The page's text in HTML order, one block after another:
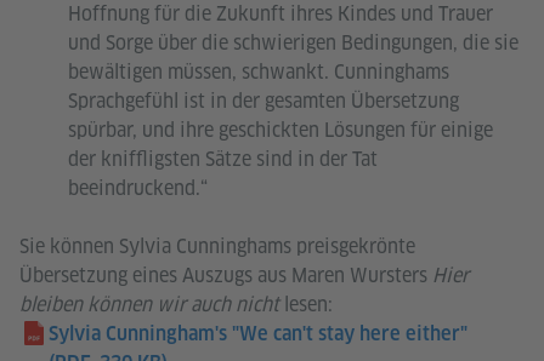
Hoffnung für die Zukunft ihres Kindes und Trauer
und Sorge über die schwierigen Bedingungen, die sie
bewältigen müssen, schwankt. Cunninghams
Sprachgefühl ist in der gesamten Übersetzung
spürbar, und ihre geschickten Lösungen für einige
der kniffligsten Sätze sind in der Tat
beeindruckend.“
Sie können Sylvia Cunninghams preisgekrönte
Übersetzung eines Auszugs aus Maren Wursters Hier
bleiben können wir auch nicht lesen:
Sylvia Cunningham's "We can't stay here either"